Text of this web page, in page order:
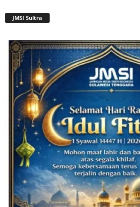
JMSI Sultra